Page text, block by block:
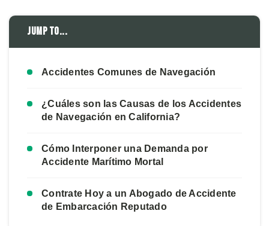
Jump to...
Accidentes Comunes de Navegación
¿Cuáles son las Causas de los Accidentes
de Navegación en California?
Cómo Interponer una Demanda por
Accidente Marítimo Mortal
Contrate Hoy a un Abogado de Accidente
de Embarcación Reputado